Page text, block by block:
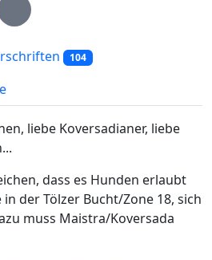
104
liebe Koversadianer, liebe
dass es Hunden erlaubt
der Tölzer Bucht/Zone 18, sich
muss Maistra/Koversada